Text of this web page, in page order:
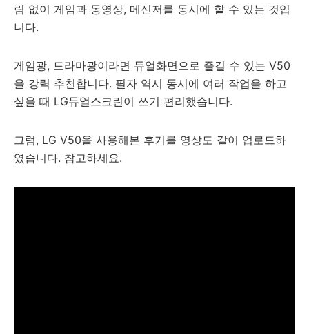
림 없이 게임과 동영상, 메신저를 동시에 할 수 있는 것입
니다.
게임광, 드라마광이라면 듀얼화면으로 즐길 수 있는 V50
을 강력 추천합니다. 필자 역시 동시에 여러 작업을 하고
싶을 때 LG듀얼스크린이 쓰기 편리했습니다.
그럼, LG V50을 사용해본 후기를 영상도 같이 업로드하
였습니다. 참고하세요.